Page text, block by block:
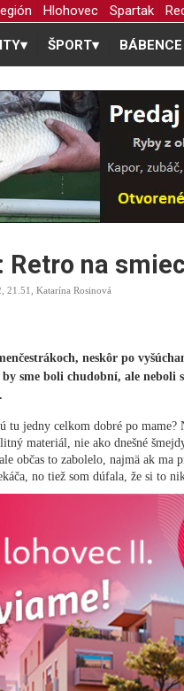
Hlohovec Spartak
▾ ŠPORT▾ BÁBENCE
Retro na
21.51, Katarína Rosinová
neskôr po
by sme boli chudobní, ale neboli
tu jedny celkom dobré po
materiál, nie ako dnešné
občas to zabolelo, najmä ak ma
no tiež som dúfala, že si to